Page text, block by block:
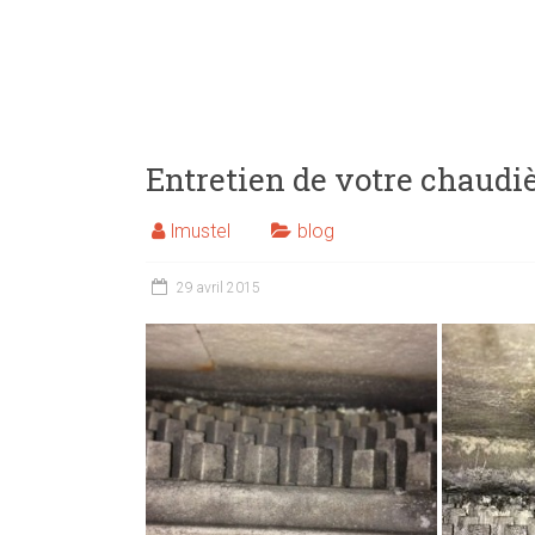
Entretien de votre
lmustel blog
29 avril 2015